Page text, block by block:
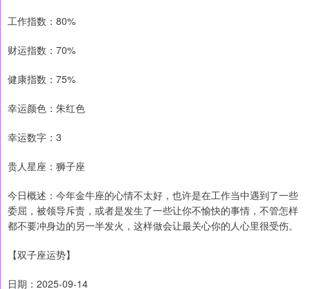
工作指数：80%
财运指数：70%
健康指数：75%
幸运颜色：朱红色
幸运数字：3
贵人星座：狮子座
今日概述：今年金牛座的心情不太好，也许是在工作当中遇到了一些
委屈，被领导斥责，或者是发生了一些让你不愉快的事情，不管怎样
都不要冲身边的另一半发火，这样做会让最关心你的人心里很受伤。
【双子座运势】
日期：2025-09-14